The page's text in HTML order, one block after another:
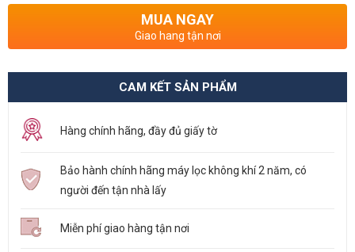
MUA NGAY
Giao hang tận nơi
CAM KẾT SẢN PHẨM
Hàng chính hãng, đầy đủ giấy tờ
Bảo hành chính hãng máy lọc không khí 2 năm, có
người đến tận nhà lấy
Miễn phí giao hàng tận nơi